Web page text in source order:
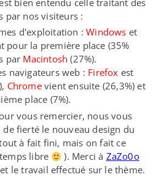
par nos visiteurs :
d'exploitation :Windows et
pour la première place (35%
par Macintosh (27%).
navigateurs web : Firefox est
Chromevient ensuite (26,3%) et
place (7%).
vous remercier, nous vous
fierté le nouveau design du
à fait fini, mais on fait ce
libre
). Merci à ZaZo0o
le travail effectué sur le thème.